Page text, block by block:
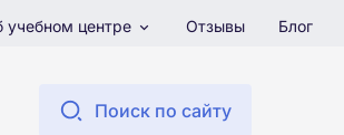
учебном центре Отзывы Блог
Поиск по сайту